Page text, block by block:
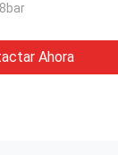
Neumático
Ahora